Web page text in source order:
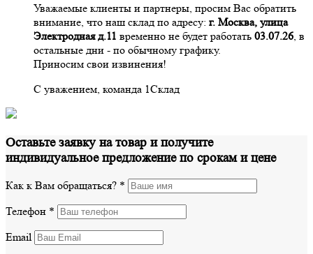
Уважаемые клиенты и партнеры, просим Вас обратить
внимание, что наш склад по адресу: г. Москва, улица
Электродная д.11 временно не будет работать 03.07.26, в
остальные дни - по обычному графику.
Приносим свои извинения!
С уважением, команда 1Склад
Оставьте заявку на товар и получите
индивидуальное предложение по срокам и цене
Как к Вам обращаться? *
Телефон *
Email